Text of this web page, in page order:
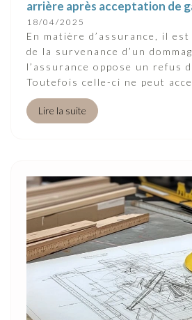
arrière après acceptation de
18/04/2025
En matière d’assurance, il
de la survenance d’un
l’assurance oppose un refus
Toutefois celle-ci ne peut
Lire la suite